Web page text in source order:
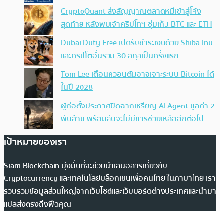
CryptoQuant ส่งสัญญาณตลาดหมีเข้าสู่โค้ง
สุดท้าย หลังพบเจ้าคริปโทฯ ซุ่มเก็บ BTC และ ETH
Dubai Duty Free เปิดรับชำระเงินด้วย Shiba Inu
และคริปโตอื่นรวม 30 สกุลเป็นครั้งแรก
Tom Lee เตือนควอนตัมอาจเจาะระบบ Bitcoin ได้
ในปี 2028
ผู้ก่อตั้งประกาศปิดฉากเหรียญ AI Agent มูลค่า 2
พันล้าน พร้อมลั่นจะไม่มีการช่วยเหลืออีกต่อไป
เป้าหมายของเรา
Siam Blockchain มุ่งมั่นที่จะช่วยนำเสนอสารเกี่ยวกับ
Cryptocurrency และเทคโนโลยีบล็อกเชนเพื่อคนไทย ในภาษาไทย เรา
รวบรวมข้อมูลส่วนใหญ่จากเว็บไซต์และเว็บบอร์ดต่างประเทศและนำมา
แปลส่งตรงถึงฟีดคุณ